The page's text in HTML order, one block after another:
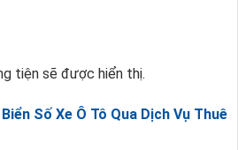
tiện sẽ được hiển thị.
Số Xe Ô Tô Qua Dịch Vụ Thuê